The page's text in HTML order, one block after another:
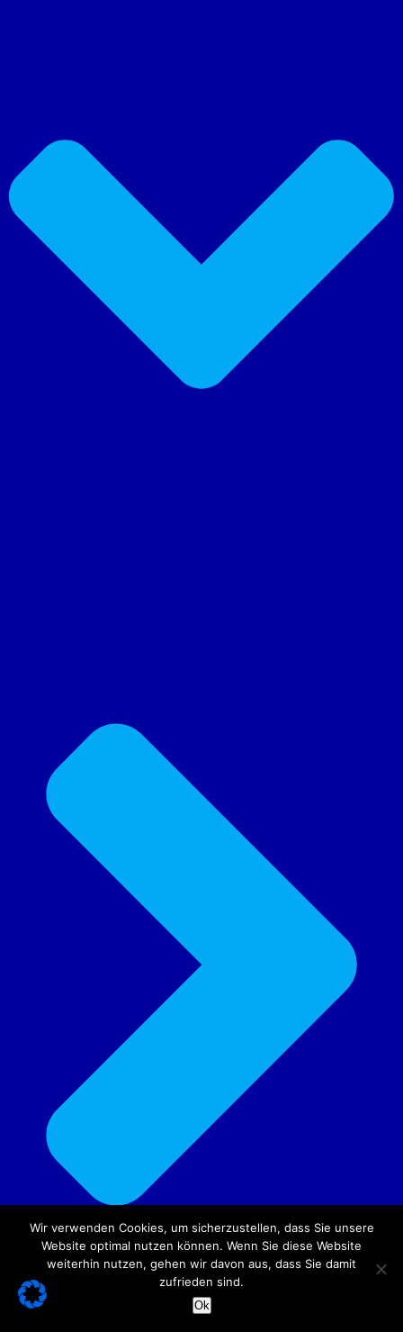
Wir verwenden Cookies, um sicherzustellen, dass Sie unsere
Website optimal nutzen können. Wenn Sie diese Website
weiterhin nutzen, gehen wir davon aus, dass Sie damit
zufrieden sind.
Ok